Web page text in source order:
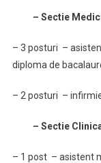
– Sectie
– 3 posturi –
diploma de
– 2 posturi –
– Sectie Clinica
– 1 post – asistent